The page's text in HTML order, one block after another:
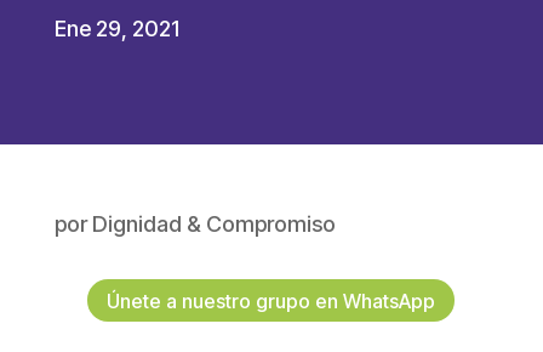
Ene 29, 2021
porDignidad & Compromiso
Únete a nuestro grupo en WhatsApp